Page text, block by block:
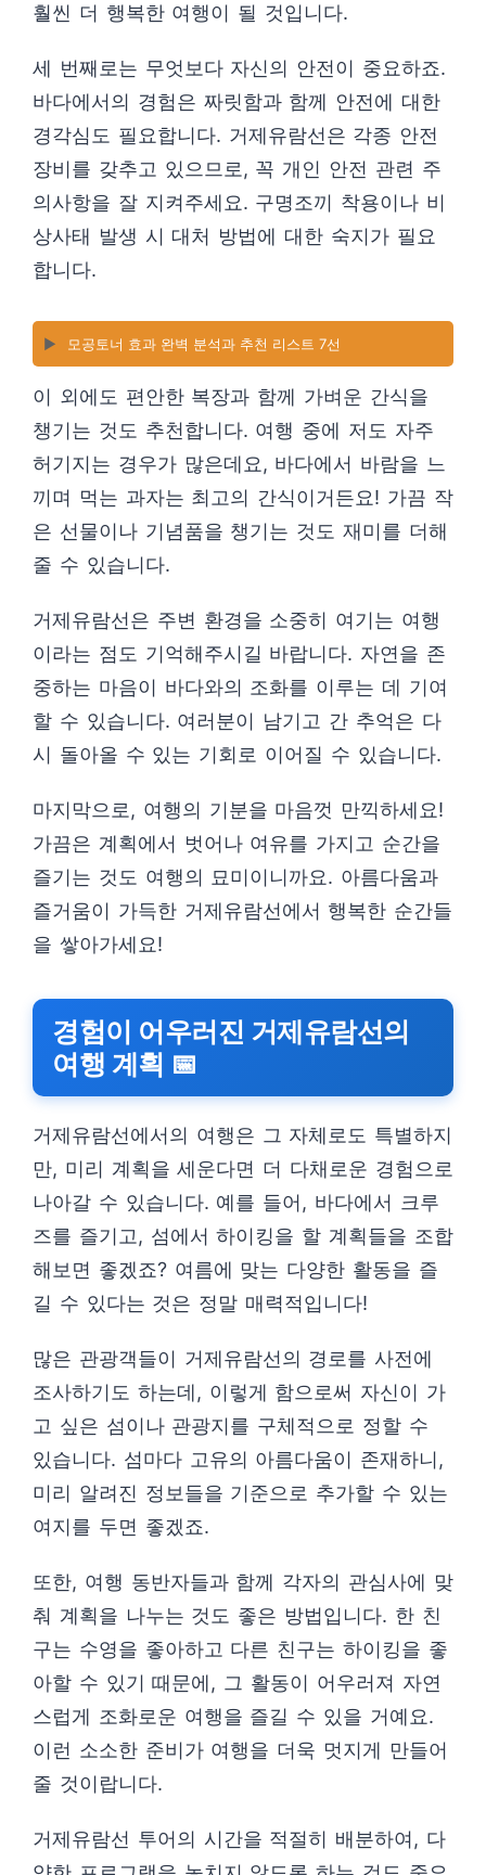
훨씬 더 행복한 여행이 될 것입니다.
세 번째로는 무엇보다 자신의 안전이 중요하죠.
바다에서의 경험은 짜릿함과 함께 안전에 대한
경각심도 필요합니다. 거제유람선은 각종 안전
장비를 갖추고 있으므로, 꼭 개인 안전 관련 주
의사항을 잘 지켜주세요. 구명조끼 착용이나 비
상사태 발생 시 대처 방법에 대한 숙지가 필요
합니다.
▶️ 모공토너 효과 완벽 분석과 추천 리스트 7선
이 외에도 편안한 복장과 함께 가벼운 간식을
챙기는 것도 추천합니다. 여행 중에 저도 자주
허기지는 경우가 많은데요, 바다에서 바람을 느
끼며 먹는 과자는 최고의 간식이거든요! 가끔 작
은 선물이나 기념품을 챙기는 것도 재미를 더해
줄 수 있습니다.
거제유람선은 주변 환경을 소중히 여기는 여행
이라는 점도 기억해주시길 바랍니다. 자연을 존
중하는 마음이 바다와의 조화를 이루는 데 기여
할 수 있습니다. 여러분이 남기고 간 추억은 다
시 돌아올 수 있는 기회로 이어질 수 있습니다.
마지막으로, 여행의 기분을 마음껏 만끽하세요!
가끔은 계획에서 벗어나 여유를 가지고 순간을
즐기는 것도 여행의 묘미이니까요. 아름다움과
즐거움이 가득한 거제유람선에서 행복한 순간들
을 쌓아가세요!
경험이 어우러진 거제유람선의
여행 계획 📅
거제유람선에서의 여행은 그 자체로도 특별하지
만, 미리 계획을 세운다면 더 다채로운 경험으로
나아갈 수 있습니다. 예를 들어, 바다에서 크루
즈를 즐기고, 섬에서 하이킹을 할 계획들을 조합
해보면 좋겠죠? 여름에 맞는 다양한 활동을 즐
길 수 있다는 것은 정말 매력적입니다!
많은 관광객들이 거제유람선의 경로를 사전에
조사하기도 하는데, 이렇게 함으로써 자신이 가
고 싶은 섬이나 관광지를 구체적으로 정할 수
있습니다. 섬마다 고유의 아름다움이 존재하니,
미리 알려진 정보들을 기준으로 추가할 수 있는
여지를 두면 좋겠죠.
또한, 여행 동반자들과 함께 각자의 관심사에 맞
춰 계획을 나누는 것도 좋은 방법입니다. 한 친
구는 수영을 좋아하고 다른 친구는 하이킹을 좋
아할 수 있기 때문에, 그 활동이 어우러져 자연
스럽게 조화로운 여행을 즐길 수 있을 거예요.
이런 소소한 준비가 여행을 더욱 멋지게 만들어
줄 것이랍니다.
거제유람선 투어의 시간을 적절히 배분하여, 다